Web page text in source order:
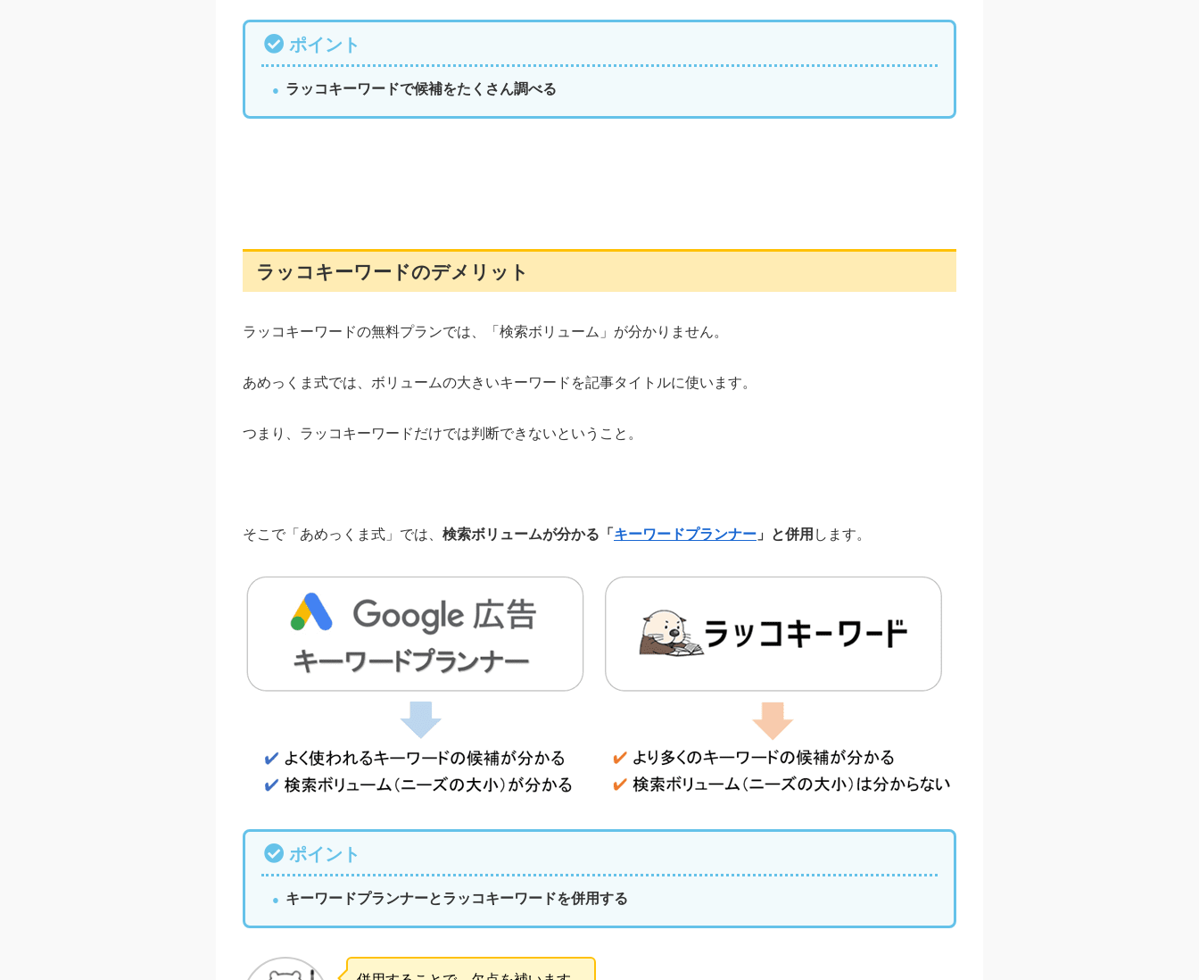
ポイント
ラッコキーワードで候補をたくさん調べる
ラッコキーワードのデメリット
ラッコキーワードの無料プランでは、「検索ボリューム」が分かりません。
あめっくま式では、ボリュームの大きいキーワードを記事タイトルに使います。
つまり、ラッコキーワードだけでは判断できないということ。
そこで「あめっくま式」では、 検索ボリュームが分かる「 キーワードプランナー 」と併用 します。
ポイント
キーワードプランナーとラッコキーワードを併用する